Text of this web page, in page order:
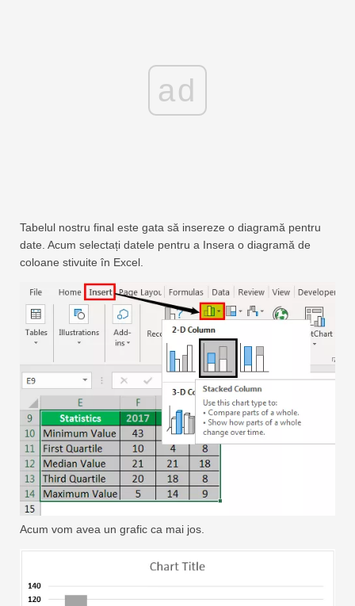
ad
Tabelul nostru final este gata să insereze o diagramă pentru
date. Acum selectați datele pentru a Insera o diagramă de
coloane stivuite în Excel.
Acum vom avea un grafic ca mai jos.